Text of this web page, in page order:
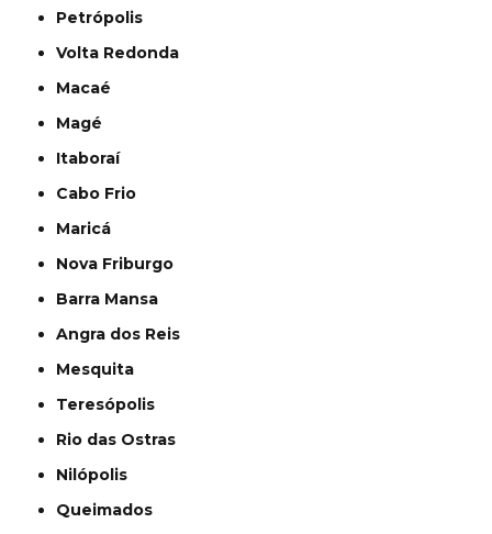
Petrópolis
Volta Redonda
Macaé
Magé
Itaboraí
Cabo Frio
Maricá
Nova Friburgo
Barra Mansa
Angra dos Reis
Mesquita
Teresópolis
Rio das Ostras
Nilópolis
Queimados